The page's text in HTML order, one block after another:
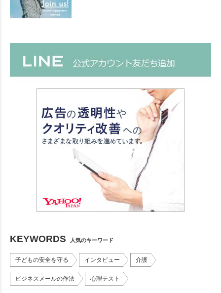
KEYWORDS 人気のキーワード
子どもの安全を守る インタビュー 介護
ビジネスメールの作法 心理テスト